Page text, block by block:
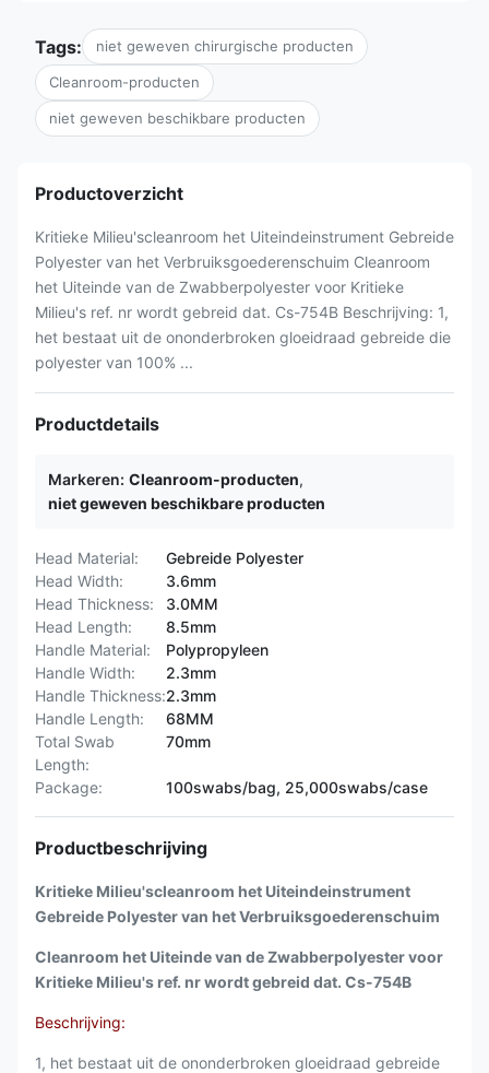
Tags: niet geweven chirurgische producten
Cleanroom-producten
niet geweven beschikbare producten
Productoverzicht
Kritieke Milieu'scleanroom het Uiteindeinstrument Gebreide
Polyester van het Verbruiksgoederenschuim Cleanroom
het Uiteinde van de Zwabberpolyester voor Kritieke
Milieu's ref. nr wordt gebreid dat. Cs-754B Beschrijving: 1,
het bestaat uit de ononderbroken gloeidraad gebreide die
polyester van 100% ...
Productdetails
Markeren: Cleanroom-producten,
niet geweven beschikbare producten
Head Material:
Gebreide Polyester
Head Width:
3.6mm
Head Thickness:
3.0MM
Head Length:
8.5mm
Handle Material:
Polypropyleen
Handle Width:
2.3mm
Handle Thickness:2.3mm
Handle Length:
68MM
Total Swab
Length:
70mm
Package: 100swabs/bag, 25,000swabs/case
Productbeschrijving
Kritieke Milieu'scleanroom het Uiteindeinstrument
Gebreide Polyester van het Verbruiksgoederenschuim
Cleanroom het Uiteinde van de Zwabberpolyester voor
Kritieke Milieu's ref. nr wordt gebreid dat. Cs-754B
Beschrijving:
1, het bestaat uit de ononderbroken gloeidraad gebreide